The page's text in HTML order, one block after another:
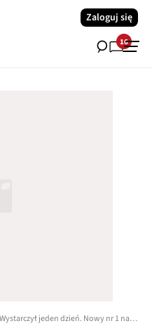
Zaloguj się
16
Wystarczył jeden dzień. Nowy nr 1 na Netflixie wciąga bez reszty